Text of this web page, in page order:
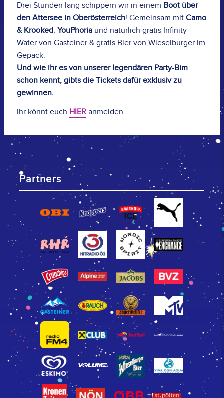
Drei Stunden lang schippern wir in einem Boot über
den Attersee in Oberösterreich! Gemeinsam mit Camo
& Krooked, YouPhoriaund natürlich gratis Infinity
Water von Gasteiner & gratis Bier von Wieselburger im
Gepäck.
Und wie ihr es von unserer legendären Party-Bim
schon kennt, gibts die Tickets dafür exklusiv zu
gewinnen.
Ihr könnt euch HIERanmelden.
Partners